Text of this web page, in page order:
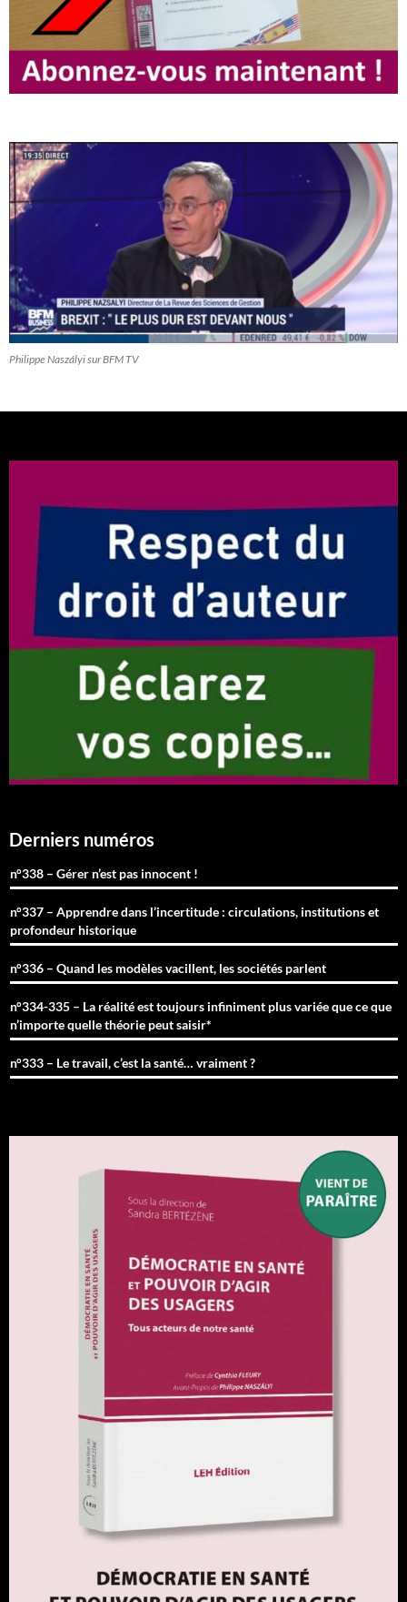
Philippe Naszályi sur BFM TV
Derniers numéros
n°338 – Gérer n’est pas innocent !
n°337 – Apprendre dans l’incertitude : circulations, institutions et
profondeur historique
n°336 – Quand les modèles vacillent, les sociétés parlent
n°334-335 – La réalité est toujours infiniment plus variée que ce que
n’importe quelle théorie peut saisir*
n°333 – Le travail, c’est la santé… vraiment ?